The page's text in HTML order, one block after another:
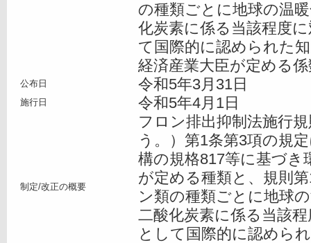
の種類ごとに地球の温
化炭素に係る当該程度
て国際的に認められた
経済産業大臣が定める
公布日 令和5年3月31日
施行日 令和5年4月1日
制定/改正の概要
フロン排出抑制法施行
う。）第1条第3項の規
構の規格817等に基づき
が定める種類と、規則
ン類の種類ごとに地球
二酸化炭素に係る当該
として国際的に認めら